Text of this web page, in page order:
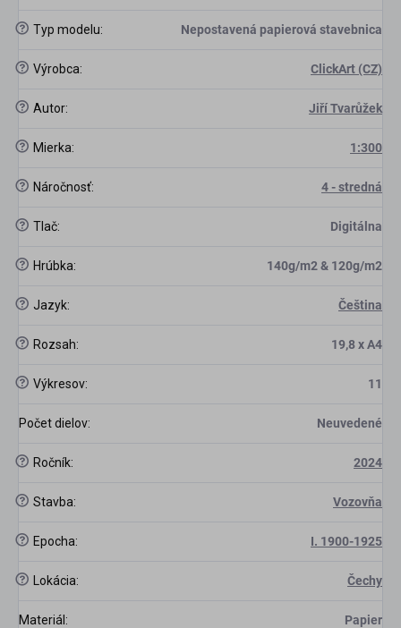
? Typ modelu: Nepostavená papierová stavebnica
? Výrobca: ClickArt (CZ)
? Autor: Jiří Tvarůžek
? Mierka: 1:300
? Náročnosť: 4 - stredná
? Tlač: Digitálna
? Hrúbka: 140g/m2 & 120g/m2
? Jazyk: Čeština
? Rozsah: 19,8 x A4
? Výkresov: 11
Počet dielov: Neuvedené
? Ročník: 2024
? Stavba: Vozovňa
? Epocha: I. 1900-1925
? Lokácia: Čechy
Materiál : Papier